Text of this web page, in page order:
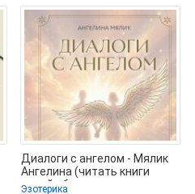
Диалоги с ангелом - Мялик
Ангелина (читать книги
онлайн бесплатно
Эзотерика